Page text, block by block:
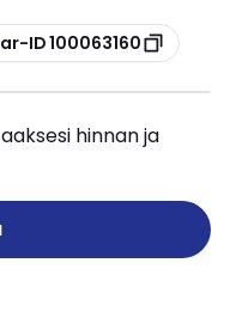
ID 100063160
hinnan ja